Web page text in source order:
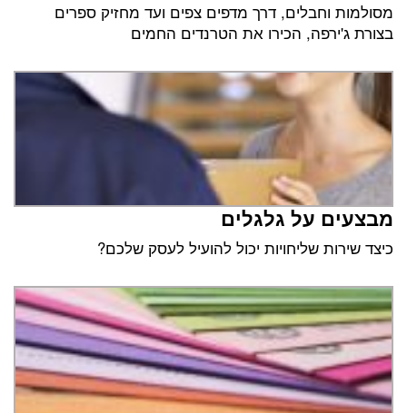
מסולמות וחבלים, דרך מדפים צפים ועד מחזיק ספרים
בצורת ג'ירפה, הכירו את הטרנדים החמים
מבצעים על גלגלים
כיצד שירות שליחויות יכול להועיל לעסק שלכם?